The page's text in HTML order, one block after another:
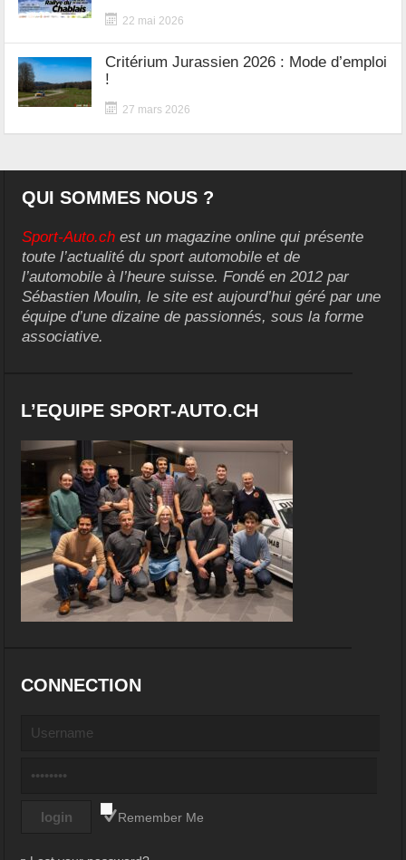
22 mai 2026
Critérium Jurassien 2026 : Mode d’emploi
!
27 mars 2026
QUI SOMMES NOUS ?
Sport-Auto.ch est un magazine online qui présente
toute l’actualité du sport automobile et de
l’automobile à l’heure suisse. Fondé en 2012 par
Sébastien Moulin, le site est aujourd’hui géré par une
équipe d’une dizaine de passionnés, sous la forme
associative.
L’EQUIPE SPORT-AUTO.CH
CONNECTION
Remember Me